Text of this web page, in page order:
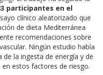
participantes en el
clínico aleatorizado que
de dieta Mediterránea
recomendaciones sobre
Ningún estudio había
la ingesta de energía y de
estos factores de riesgo.